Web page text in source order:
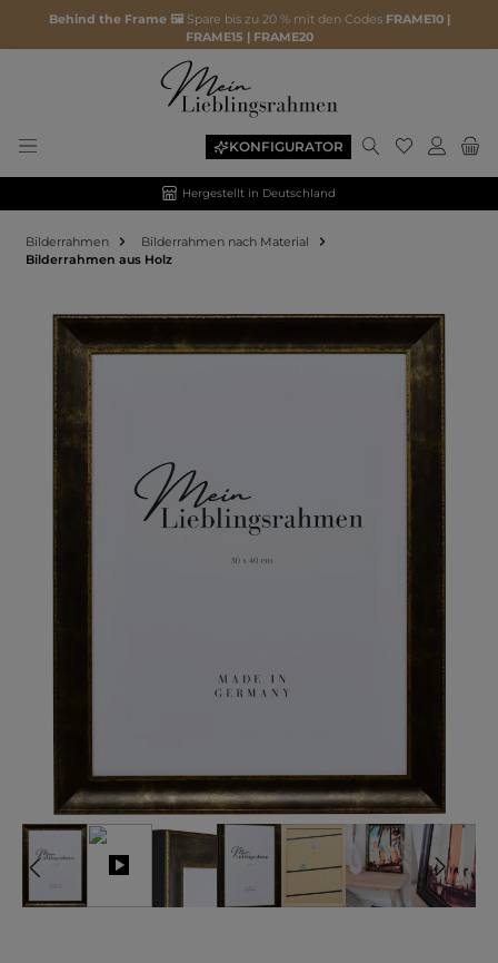
Behind the Frame 🖼️ Spare bis zu 20 % mit den Codes FRAME10 |
FRAME15 | FRAME20
KONFIGURATOR
Hergestellt in Deutschland
Bilderrahmen
Bilderrahmen nach Material
Bilderrahmen aus Holz
Bildergalerie überspringen